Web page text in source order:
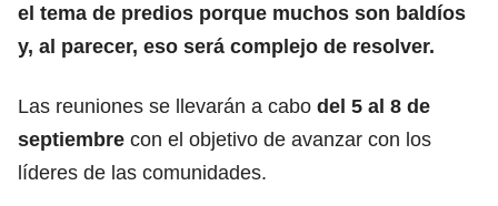
el tema de predios porque muchos son baldíos
y, al parecer, eso será complejo de resolver.
Las reuniones se llevarán a cabo del 5 al 8 de
septiembre con el objetivo de avanzar con los
líderes de las comunidades.